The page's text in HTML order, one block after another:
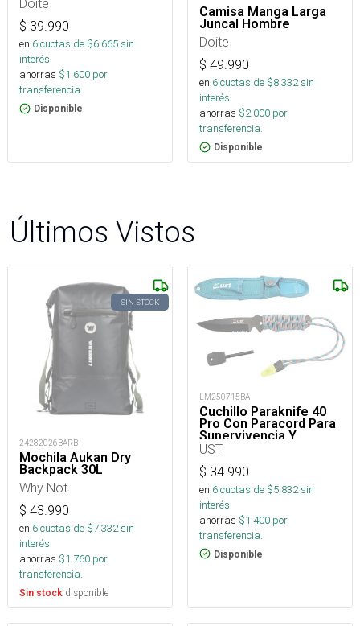
Doite
$ 39.990
en 6cuotas de $6.665sin
interés
ahorras $1.600 por
transferencia.
Disponible
Camisa Manga Larga
Juncal Hombre
Doite
$ 49.990
en 6cuotas de $8.332sin
interés
ahorras $2.000 por
transferencia.
Disponible
Últimos Vistos
SIN STOCK
24282026BARB
Mochila Aukan Dry
Backpack 30L
Why Not
$ 43.990
en 6cuotas de $7.332sin
interés
ahorras $1.760 por
transferencia.
Sin stock disponible
LM250715BA
Cuchillo Paraknife 40
Pro Con Paracord Para
Supervivencia Y
Outdoor
UST
$ 34.990
en 6cuotas de $5.832sin
interés
ahorras $1.400 por
transferencia.
Disponible